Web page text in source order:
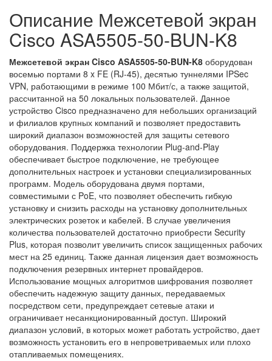
Описание Межсетевой экран
Cisco ASA5505-50-BUN-K8
Межсетевой экран Cisco ASA5505-50-BUN-K8 оборудован
восемью портами 8 x FE (RJ-45), десятью туннелями IPSec
VPN, работающими в режиме 100 Мбит/с, а также защитой,
рассчитанной на 50 локальных пользователей. Данное
устройство Cisco предназначено для небольших организаций
и филиалов крупных компаний и позволяет предоставить
широкий диапазон возможностей для защиты сетевого
оборудования. Поддержка технологии Plug-and-Play
обеспечивает быстрое подключение, не требующее
дополнительных настроек и установки специализированных
программ. Модель оборудована двумя портами,
совместимыми с PoE, что позволяет обеспечить гибкую
установку и снизить расходы на установку дополнительных
электрических розеток и кабелей. В случае увеличения
количества пользователей достаточно приобрести Security
Plus, которая позволит увеличить список защищенных рабочих
мест на 25 единиц. Также данная лицензия дает возможность
подключения резервных интернет провайдеров.
Использование мощных алгоритмов шифрования позволяет
обеспечить надежную защиту данных, передаваемых
посредством сети, предупреждает сетевые атаки и
ограничивает несанкционированный доступ. Широкий
диапазон условий, в которых может работать устройство, дает
возможность установить его в непроветриваемых или плохо
отапливаемых помещениях.